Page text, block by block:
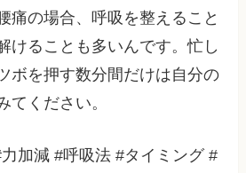
痛の場合、呼吸を整えること
けることも多いんです。忙し
ボを押す数分間だけは自分の
てください。
加減 #呼吸法 #タイミング #